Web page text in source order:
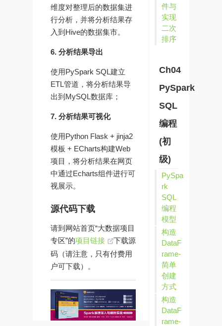
维度对整理后的数据集进
行分析，并将分析结果存
入到Hive的数据集市。
6. 分析结果导出
使用PySpark SQL建立
ETL管道，将分析结果导
出到MySQL数据库；
7. 分析结果可视化
使用Python Flask + jinja2
模板 + ECharts构建Web
项目，将分析结果在网页
中通过Echarts组件进行可
视展示。
源代码下载
请到网站首页“大数据项目
专区”的项目链接
下载源
码（请注意，只有付费用
户可下载）。
件与
实现
二次
排序
Ch04
PySpark
SQL
编程
(初
级)
PySpa
rk
SQL
编程
模型
构造
DataF
rame-
简单
创建
方式
构造
DataF
rame-